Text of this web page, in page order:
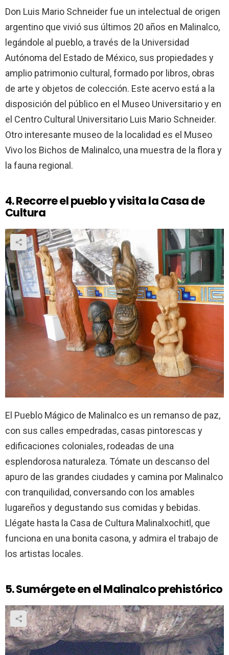
Don Luis Mario Schneider fue un intelectual de origen
argentino que vivió sus últimos 20 años en Malinalco,
legándole al pueblo, a través de la Universidad
Autónoma del Estado de México, sus propiedades y
amplio patrimonio cultural, formado por libros, obras
de arte y objetos de colección. Este acervo está a la
disposición del público en el Museo Universitario y en
el Centro Cultural Universitario Luis Mario Schneider.
Otro interesante museo de la localidad es el Museo
Vivo los Bichos de Malinalco, una muestra de la flora y
la fauna regional.
4. Recorre el pueblo y visita la Casa de
Cultura
El Pueblo Mágico de Malinalco es un remanso de paz,
con sus calles empedradas, casas pintorescas y
edificaciones coloniales, rodeadas de una
esplendorosa naturaleza. Tómate un descanso del
apuro de las grandes ciudades y camina por Malinalco
con tranquilidad, conversando con los amables
lugareños y degustando sus comidas y bebidas.
Llégate hasta la Casa de Cultura Malinalxochitl, que
funciona en una bonita casona, y admira el trabajo de
los artistas locales.
5. Sumérgete en el Malinalco prehistórico